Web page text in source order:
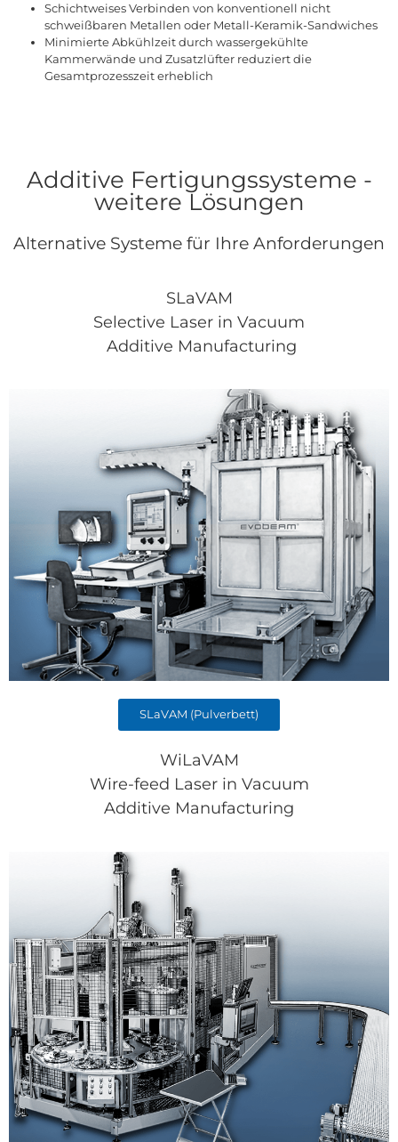
Schichtweises Verbinden von konventionell nicht
schweißbaren Metallen oder Metall-Keramik-Sandwiches
Minimierte Abkühlzeit durch wassergekühlte
Kammerwände und Zusatzlüfter reduziert die
Gesamtprozesszeit erheblich
Additive Fertigungssysteme -
weitere Lösungen
Alternative Systeme für Ihre Anforderungen
SLaVAM
Selective Laser in Vacuum
Additive Manufacturing
SLaVAM (Pulverbett)
WiLaVAM
Wire-feed Laser in Vacuum
Additive Manufacturing